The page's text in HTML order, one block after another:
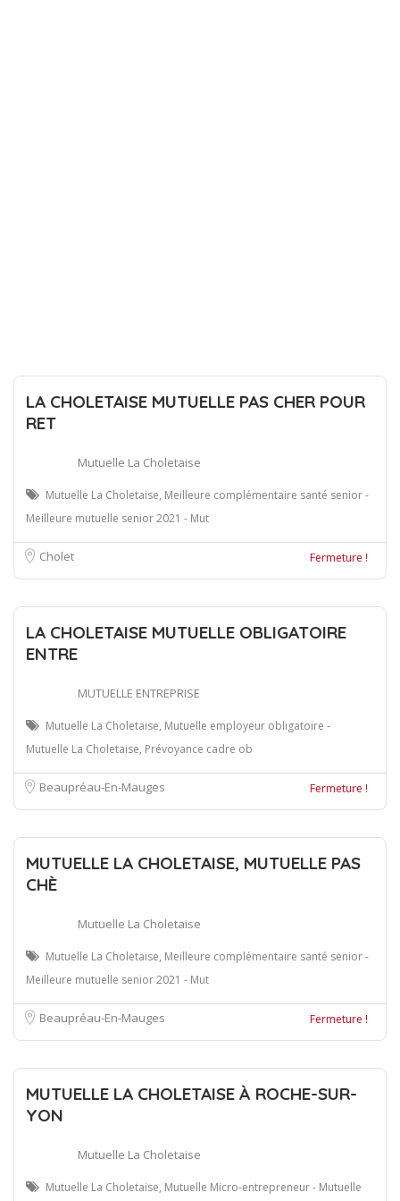
LA CHOLETAISE MUTUELLE PAS CHER POUR
RET
Mutuelle La Choletaise
Mutuelle La Choletaise, Meilleure complémentaire santé senior -
Meilleure mutuelle senior 2021 - Mut
Cholet Fermeture !
LA CHOLETAISE MUTUELLE OBLIGATOIRE
ENTRE
MUTUELLE ENTREPRISE
Mutuelle La Choletaise, Mutuelle employeur obligatoire -
Mutuelle La Choletaise, Prévoyance cadre ob
Beaupréau-En-Mauges Fermeture !
MUTUELLE LA CHOLETAISE, MUTUELLE PAS
CHÈ
Mutuelle La Choletaise
Mutuelle La Choletaise, Meilleure complémentaire santé senior -
Meilleure mutuelle senior 2021 - Mut
Beaupréau-En-Mauges Fermeture !
MUTUELLE LA CHOLETAISE À ROCHE-SUR-
YON
Mutuelle La Choletaise
Mutuelle La Choletaise, Mutuelle Micro-entrepreneur - Mutuelle